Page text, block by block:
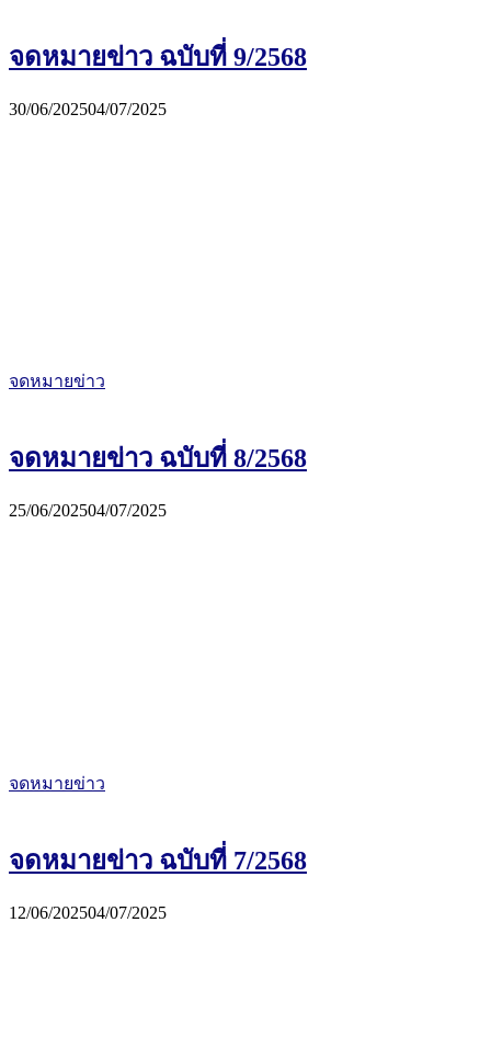
จดหมายข่าว ฉบับที่ 9/2568
30/06/202504/07/2025
จดหมายข่าว
จดหมายข่าว ฉบับที่ 8/2568
25/06/202504/07/2025
จดหมายข่าว
จดหมายข่าว ฉบับที่ 7/2568
12/06/202504/07/2025